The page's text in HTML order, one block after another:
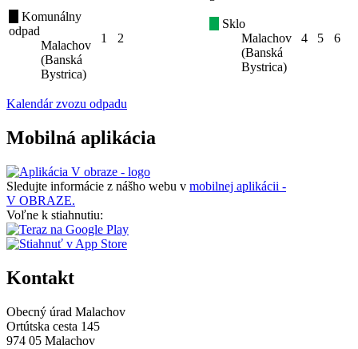
Komunálny
odpad
Malachov
(Banská
Bystrica)
1 2
Sklo
Malachov
(Banská
Bystrica)
4 5 6
Kalendár zvozu odpadu
Mobilná aplikácia
Sledujte informácie z nášho webu v mobilnej aplikácii -
V OBRAZE.
Voľne k stiahnutiu:
Kontakt
Obecný úrad Malachov
Ortútska cesta 145
974 05 Malachov